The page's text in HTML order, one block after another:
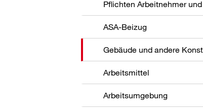
Pflichten Arbeitnehmer
ASA-Beizug
Gebäude und andere
Arbeitsmittel
Arbeitsumgebung